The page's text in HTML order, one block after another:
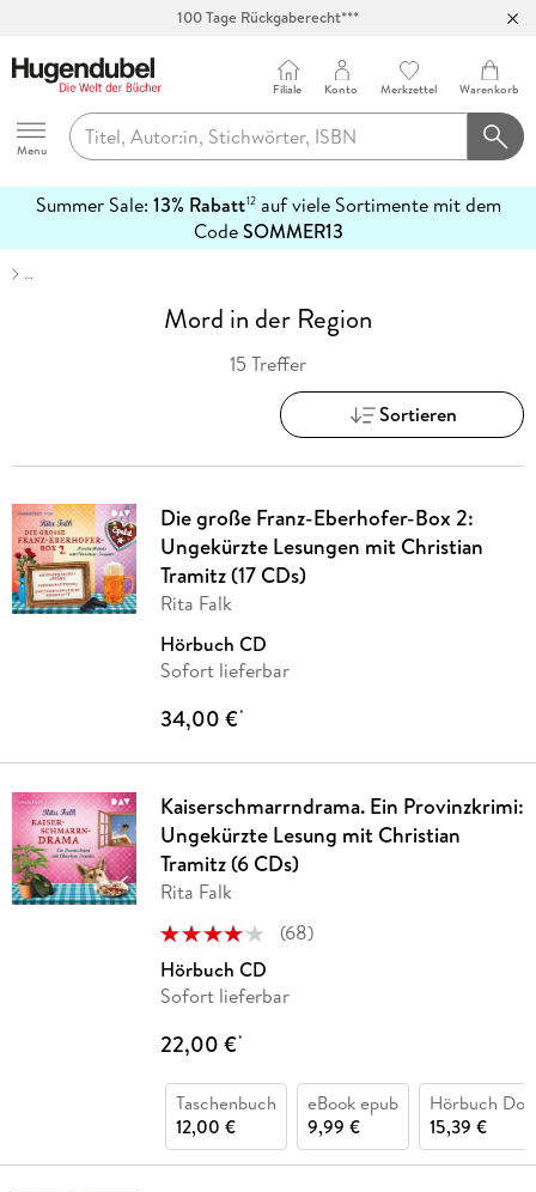
100 Tage Rückgaberecht***
Hugendubel
Menu
Filiale Konto Merkzettel Warenkorb
Summer Sale: 13% Rabatt12auf viele Sortimente mit dem
CodeSOMMER13
erfahren
…
Mord in der Region
15 Treffer
Sortieren
Die große Franz-Eberhofer-Box 2:
Ungekürzte Lesungen mit Christian
Tramitz (17 CDs)
Rita Falk
Hörbuch CD
Sofort lieferbar
34,00 €*
Kaiserschmarrndrama. Ein Provinzkrimi:
Ungekürzte Lesung mit Christian
Tramitz (6 CDs)
Rita Falk
(68)
Hörbuch CD
Sofort lieferbar
22,00 €*
Taschenbuch
12,00 €
eBook epub
9,99 €
Hörbuch
15,39 €